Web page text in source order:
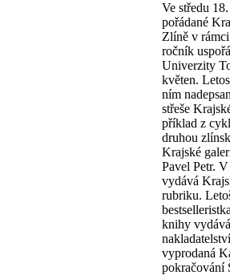
Ve středu
pořádané
Zlíně v
ročník
Univerzity
květen.
ním
střeše
příklad z
druhou
Krajské
Pavel Petr.
vydává
rubriku.
knihy
vyprodaná
pokračování